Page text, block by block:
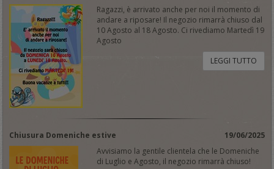
Ragazzi, è arrivato anche per noi il momento di
andare a riposare! Il negozio rimarrà chiuso dal
10 Agosto al 18 Agosto. Ci rivediamo Martedì 19
Agosto
LEGGI TUTTO
Chiusura Domeniche estive
19/06/2025
Avvisiamo la gentile clientela che le Domeniche
di Luglio e Agosto, il negozio rimarrà chiuso!